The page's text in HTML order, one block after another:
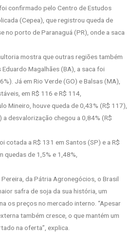
confirmado pelo Centro de Estudos
(Cepea), que registrou queda de
no porto de Paranaguá (PR), onde a saca
mostra que outras regiões também
Eduardo Magalhães (BA), a saca foi
Já em Rio Verde (GO) e Balsas (MA),
em R$ 116 e R$ 114,
Mineiro, houve queda de 0,43% (R$ 117),
desvalorização chegou a 0,84% (R$
cotada a R$ 131 em Santos (SP) e a R$
quedas de 1,5% e 1,48%,
da Pátria Agronegócios, o Brasil
safra de soja da sua história, um
os preços no mercado interno. “Apesar
também cresce, o que mantém um
na oferta”, explica.